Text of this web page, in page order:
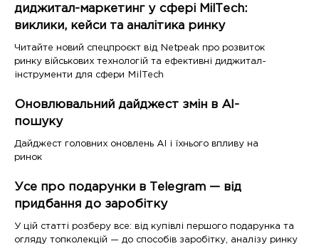
диджитал-маркетинг у сфері MilTech:
виклики, кейси та аналітика ринку
Читайте новий спецпроєкт від Netpeak про розвиток
ринку військових технологій та ефективні диджитал-
інструменти для сфери MilTech
Оновлювальний дайджест змін в AI-
пошуку
Дайджест головних оновлень AI і їхнього впливу на
ринок
Усе про подарунки в Telegram — від
придбання до заробітку
У цій статті розберу все: від купівлі першого подарунка та
огляду топколекцій — до способів заробітку, аналізу ринку